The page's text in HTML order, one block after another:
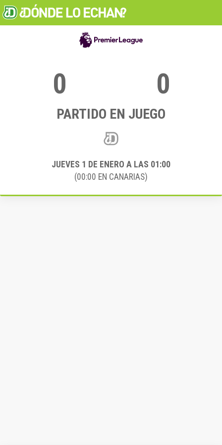
0 0
PARTIDO EN JUEGO
JUEVES 1 DE ENERO A LAS 01:00
(00:00 EN CANARIAS)